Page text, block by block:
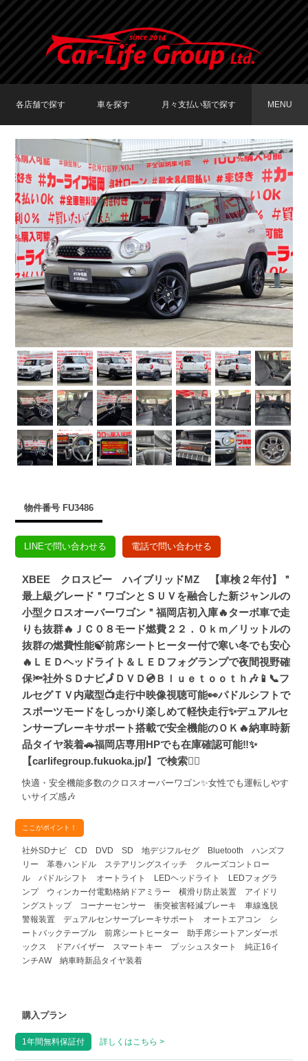
各店舗で探す
TOKYO店在庫車両
大阪店在庫車両
福岡店在庫車両
車を探す
車種で探す
メーカーで探す
月々支払い額で探す
〜19,999円
20,000円〜29,999円
30,000円〜39,999円
40,000円〜49,999円
50,000円〜
MENU
物件番号 FU3486
LINEで問い合わせる 電話で問い合わせる
XBEE クロスビー ハイブリッドMZ 【車検２年付】＂
最上級グレード＂ワゴンとＳＵＶを融合した新ジャンルの
小型クロスオーバーワゴン＂福岡店初入庫🔥ターボ車で走
りも抜群🔥ＪＣ０８モード燃費２２．０ｋｍ／リットルの
抜群の燃費性能🍃前席シートヒーター付で寒い冬でも安心
🔥ＬＥＤヘッドライト＆ＬＥＤフォグランプで夜間視野確
保🔦社外ＳＤナビ🗾ＤＶＤ💿Ｂｌｕｅｔｏｏｔｈ🎶📱📞フ
ルセグＴＶ内蔵型📺走行中映像視聴可能👀パドルシフトで
スポーツモードをしっかり楽しめて軽快走行✨デュアルセ
ンサーブレーキサポート搭載で安全機能のＯＫ🔥納車時新
品タイヤ装着🚗福岡店専用HPでも在庫確認可能‼✨
【carlifegroup.fukuoka.jp/】で検索🕵️‍♂️
快適・安全機能多数のクロスオーバーワゴン✨女性でも運転しやす
いサイズ感🎶
ここがポイント！
社外SDナビ CD DVD SD 地デジフルセグ Bluetooth ハンズフ
リー 革巻ハンドル ステアリングスイッチ クルーズコントロー
ル パドルシフト オートライト LEDヘッドライト LEDフォグラ
ンプ ウィンカー付電動格納ドアミラー 横滑り防止装置 アイドリ
ングストップ コーナーセンサー 衝突被害軽減ブレーキ 車線逸脱
警報装置 デュアルセンサーブレーキサポート オートエアコン シ
ートバックテーブル 前席シートヒーター 助手席シートアンダーボ
ックス ドアバイザー スマートキー プッシュスタート 純正16イ
ンチAW 納車時新品タイヤ装着
購入プラン
1年間無料保証付 詳しくはこちら >